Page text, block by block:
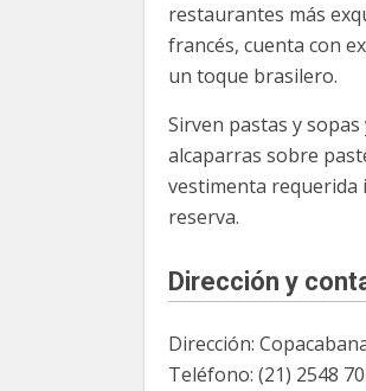
restaurantes más
francés, cuenta con
un toque brasilero.
Sirven pastas y
alcaparras sobre
vestimenta requerida
reserva.
Dirección y
Dirección:
Teléfono: (21) 2548